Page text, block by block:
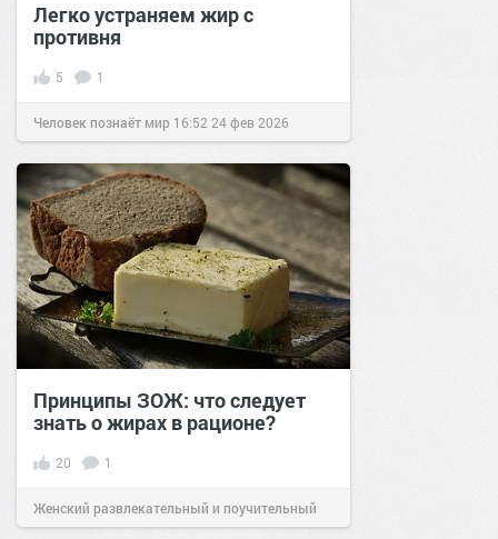
Легко устраняем жир с
противня
5 1
Человек познаёт мир 16:52 24 фев 2026
Принципы ЗОЖ: что следует
знать о жирах в рационе?
20 1
Женский развлекательный и поучительный